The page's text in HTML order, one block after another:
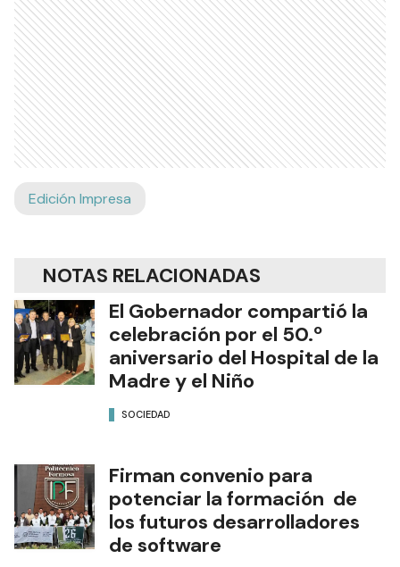
Edición Impresa
NOTAS RELACIONADAS
El Gobernador compartió la
celebración por el 50.º
aniversario del Hospital de la
Madre y el Niño
SOCIEDAD
Firman convenio para
potenciar la formación de
los futuros desarrolladores
de software